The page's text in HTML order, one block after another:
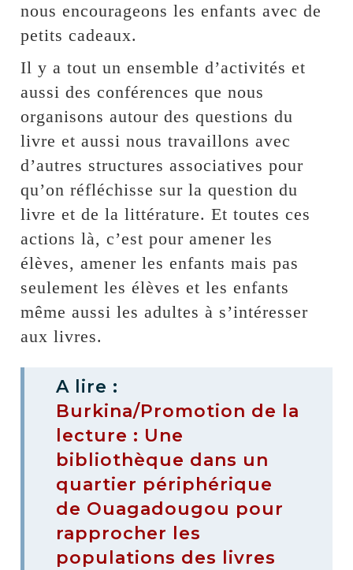
nous encourageons les enfants avec de
petits cadeaux.
Il y a tout un ensemble d’activités et
aussi des conférences que nous
organisons autour des questions du
livre et aussi nous travaillons avec
d’autres structures associatives pour
qu’on réfléchisse sur la question du
livre et de la littérature. Et toutes ces
actions là, c’est pour amener les
élèves, amener les enfants mais pas
seulement les élèves et les enfants
même aussi les adultes à s’intéresser
aux livres.
A lire :
Burkina/Promotion de la
lecture : Une
bibliothèque dans un
quartier périphérique
de Ouagadougou pour
rapprocher les
populations des livres